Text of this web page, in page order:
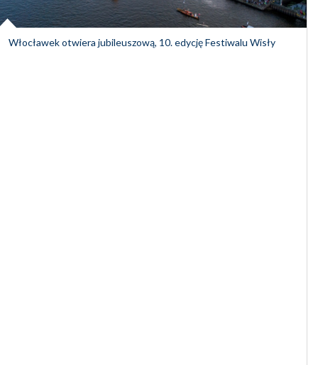
Włocławek otwiera jubileuszową, 10. edycję Festiwalu Wisły